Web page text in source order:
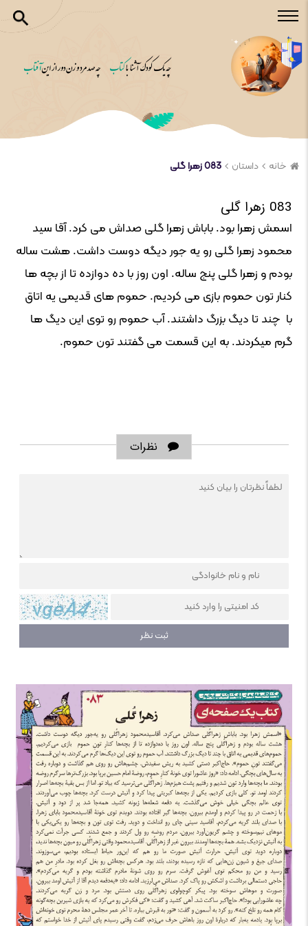
خانه داستان 083 زهرا گلی
083 زهرا گلی
اسمش زهرا بود. باباش زهرا گلی صداش می کرد. آقا سید
محمود زهرا گلی رو یه جور دیگه دوست داشت. هشت ساله
بودم و زهرا گلی پنج ساله. اون روز با ده دوازده تا از بچه ها
کنار تون حموم بازی می کردیم. حموم های قدیمی یه اتاق
با چند تا دیگ بزرگ داشتند. آب حموم رو توی این دیگ ها
گرم میکردند. به این قسمت می گفتند تون حموم.
نظرات